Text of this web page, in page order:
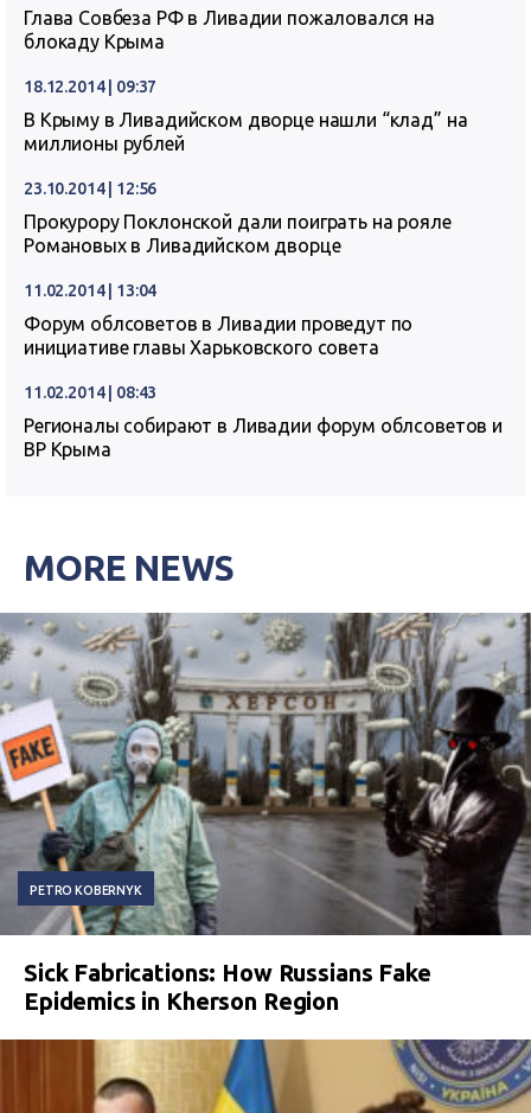
Глава Совбеза РФ в Ливадии пожаловался на
блокаду Крыма
18.12.2014 | 09:37
В Крыму в Ливадийском дворце нашли “клад” на
миллионы рублей
23.10.2014 | 12:56
Прокурору Поклонской дали поиграть на рояле
Романовых в Ливадийском дворце
11.02.2014 | 13:04
Форум облсоветов в Ливадии проведут по
инициативе главы Харьковского совета
11.02.2014 | 08:43
Регионалы собирают в Ливадии форум облсоветов и
ВР Крыма
MORE NEWS
PETRO KOBERNYK
Sick Fabrications: How Russians Fake
Epidemics in Kherson Region